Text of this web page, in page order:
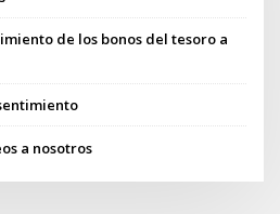
de los bonos del tesoro a
a nosotros